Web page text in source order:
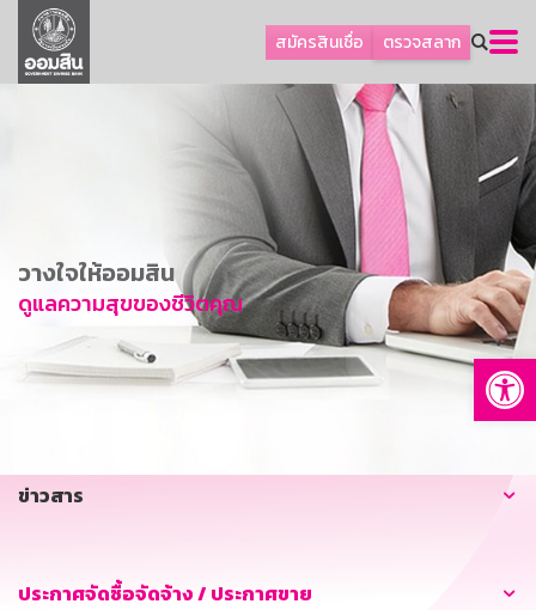
สมัครสินเชื่อ ตรวจสลาก
ลูกค้าธุรกิจ
ลูกค้าผู้ประกอบรายย่อย
การพัฒนาที่ยั่งยืน
ข่าวสาร
บริการทางการเงิน
อื่นๆ
วางใจให้ออมสิน
ดูแลความสุขของชีวิตคุณ
ข่าวสาร
ประกาศจัดซื้อจัดจ้าง / ประกาศขาย